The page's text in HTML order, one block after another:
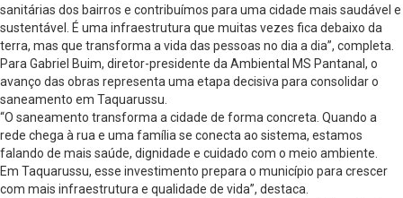
sanitárias dos bairros e contribuímos para uma cidade mais saudável e
sustentável. É uma infraestrutura que muitas vezes fica debaixo da
terra, mas que transforma a vida das pessoas no dia a dia”, completa.
Para Gabriel Buim, diretor-presidente da Ambiental MS Pantanal, o
avanço das obras representa uma etapa decisiva para consolidar o
saneamento em Taquarussu.
“O saneamento transforma a cidade de forma concreta. Quando a
rede chega à rua e uma família se conecta ao sistema, estamos
falando de mais saúde, dignidade e cuidado com o meio ambiente.
Em Taquarussu, esse investimento prepara o município para crescer
com mais infraestrutura e qualidade de vida”, destaca.